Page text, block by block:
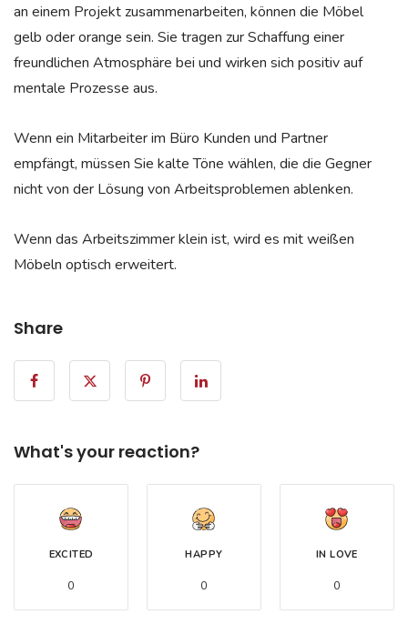
an einem Projekt zusammenarbeiten, können die Möbel
gelb oder orange sein. Sie tragen zur Schaffung einer
freundlichen Atmosphäre bei und wirken sich positiv auf
mentale Prozesse aus.
Wenn ein Mitarbeiter im Büro Kunden und Partner
empfängt, müssen Sie kalte Töne wählen, die die Gegner
nicht von der Lösung von Arbeitsproblemen ablenken.
Wenn das Arbeitszimmer klein ist, wird es mit weißen
Möbeln optisch erweitert.
Share
What's your reaction?
EXCITED
0
HAPPY
0
IN LOVE
0